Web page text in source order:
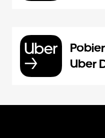
Uber